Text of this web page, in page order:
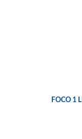
FOCO 1